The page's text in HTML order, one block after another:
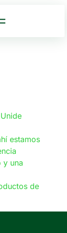
estamos
y una
de